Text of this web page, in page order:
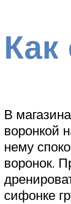
Как
В
воронкой
нему
воронок.
сифонке